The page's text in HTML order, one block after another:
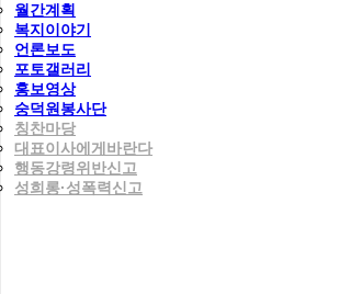
월간계획
복지이야기
언론보도
포토갤러리
홍보영상
숭덕원봉사단
칭찬마당
대표이사에게바란다
행동강령위반신고
성희롱·성폭력신고